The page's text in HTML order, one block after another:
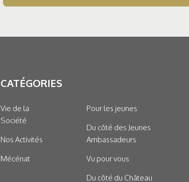
CATÉGORIES
Vie de la
Société
Nos Activités
Mécénat
Pour les jeunes
Du côté des Jeunes
Ambassadeurs
Vu pour vous
Du côté du Château